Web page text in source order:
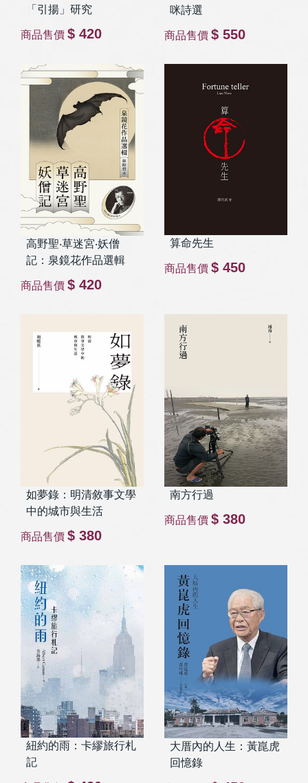
「引揚」研究
商品售價 $ 420
咪詩選
商品售價 $ 550
高野聖‧草迷宮‧妖僧
記：泉鏡花作品選輯
商品售價 $ 420
算命先生
商品售價 $ 450
如夢錄：明清敘事文學
中的城市與生活
商品售價 $ 380
南方行過
商品售價 $ 380
紐約的雨：卡繆旅行札
記
大厝內的人生：黃崑虎
回憶錄